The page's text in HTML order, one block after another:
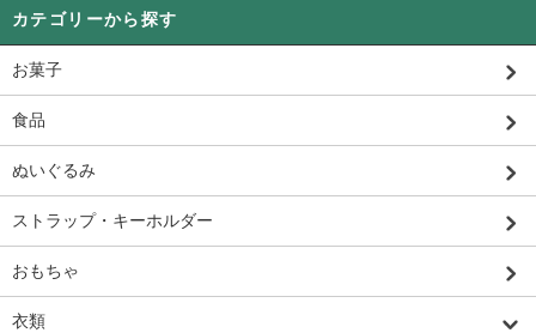
カテゴリーから探す
お菓子
食品
ぬいぐるみ
ストラップ・キーホルダー
おもちゃ
衣類